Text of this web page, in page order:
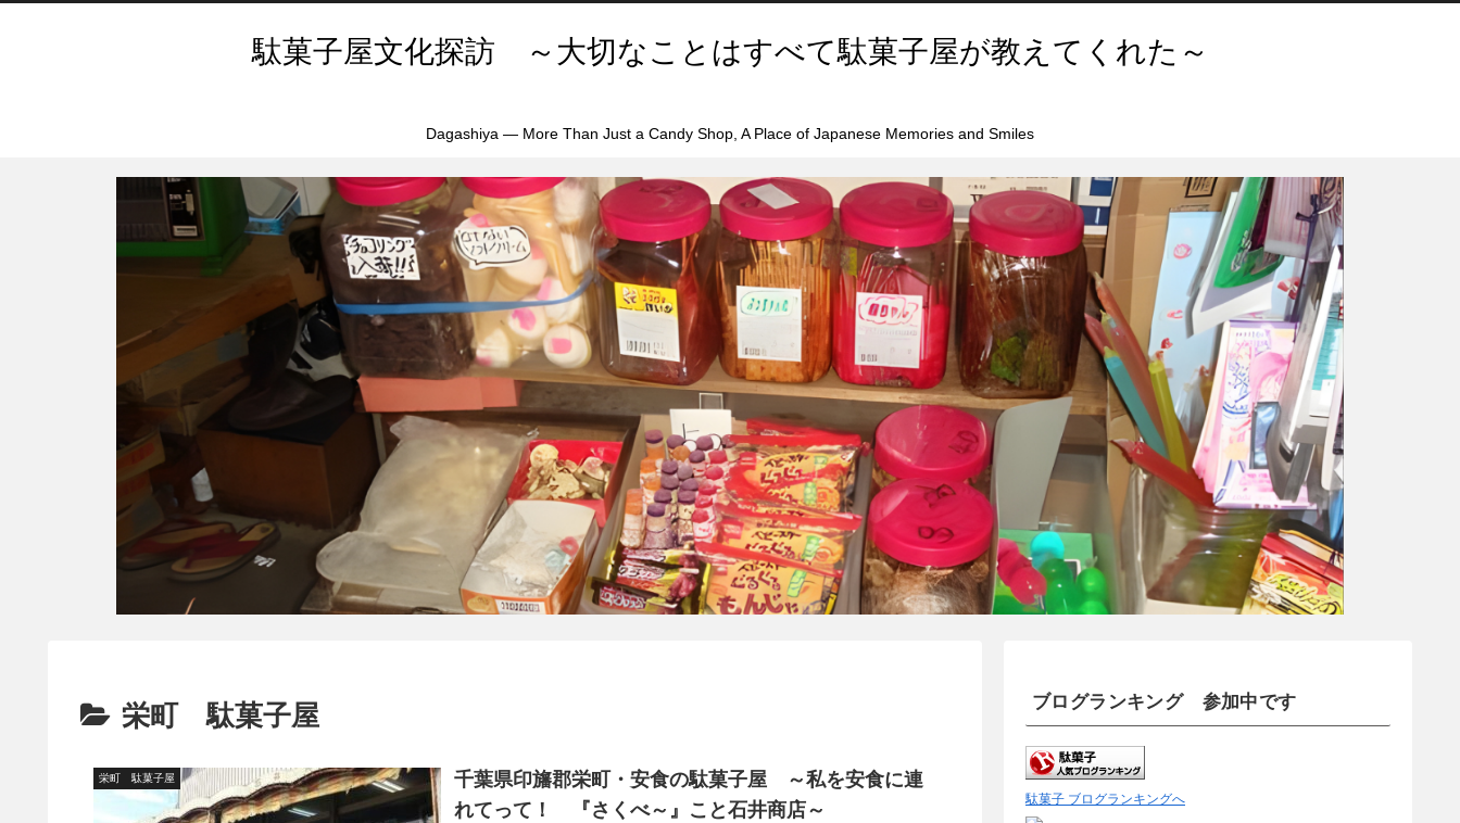
駄菓子屋文化探訪 ～大切なことはすべて駄菓子屋が教えてくれた～
Dagashiya — More Than Just a Candy Shop, A Place of Japanese Memories and Smiles
栄町 駄菓子屋
栄町 駄菓子屋
千葉県印旛郡栄町・安食の駄菓子屋 ～私を安食に連
れてって！ 『さくべ～』こと石井商店～
ブログランキング 参加中です
駄菓子 ブログランキングへ